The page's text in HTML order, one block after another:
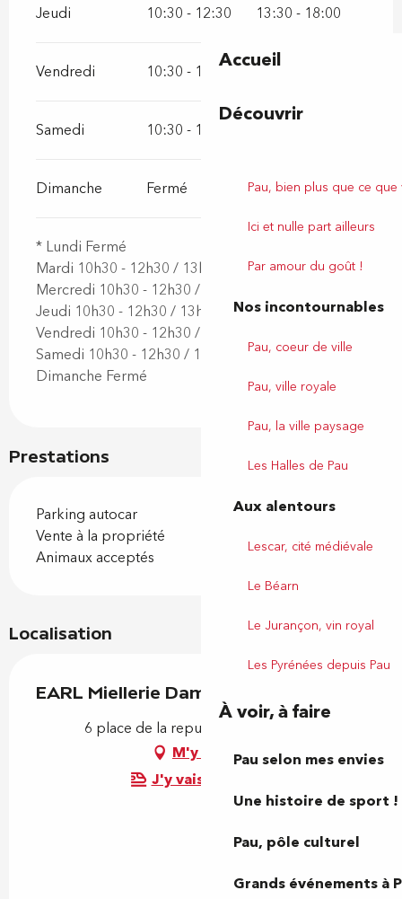
Accueil
Découvrir
Pau, bien plus que ce
Ici et nulle part ailleurs
Par amour du goût !
Nos incontournables
Pau, coeur de ville
Pau, ville royale
Pau, la ville paysage
Les Halles de Pau
Aux alentours
Lescar, cité médiévale
Le Béarn
Le Jurançon, vin royal
Les Pyrénées depuis Pau
À voir, à faire
Pau selon mes envies
Une histoire de sport !
Pau, pôle culturel
Grands événements à
Prestations
Parking autocar
Vente à la propriété
Animaux acceptés
Jeudi 10:30 - 12:30 13:30 - 18:00
Vendredi 10:30 - 12:30 13:30 - 18:00
Samedi 10:30 - 12:30
Dimanche Fermé
* Lundi Fermé
Mardi 10h30 - 12h30 / 13h30 - 18h00
Mercredi 10h30 - 12h30 / 13h30 - 18h00
Jeudi 10h30 - 12h30 / 13h30 - 18h00
Vendredi 10h30 - 12h30 / 13h30 - 18h00
Samedi 10h30 - 12h30 / 13h30 - 18h00
Dimanche Fermé
Localisation
EARL Miellerie Damine
6 place de la republique, 64000 Pau
M'y rendre
J'y vais en train !